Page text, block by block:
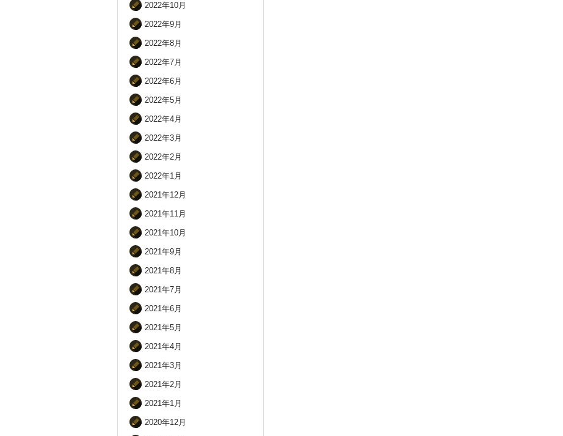
2022年10月
2022年9月
2022年8月
2022年7月
2022年6月
2022年5月
2022年4月
2022年3月
2022年2月
2022年1月
2021年12月
2021年11月
2021年10月
2021年9月
2021年8月
2021年7月
2021年6月
2021年5月
2021年4月
2021年3月
2021年2月
2021年1月
2020年12月